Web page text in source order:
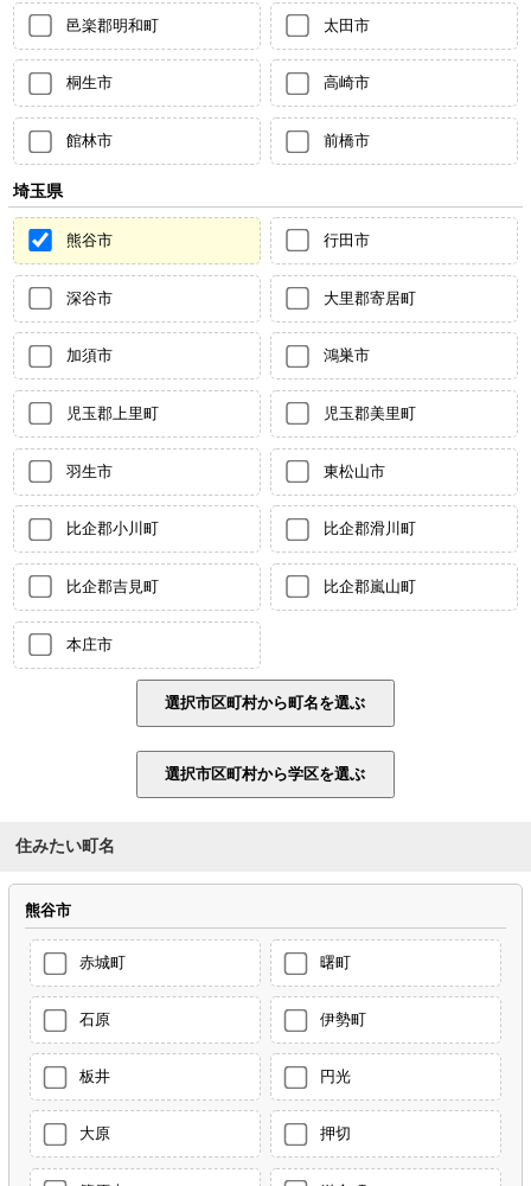
邑楽郡明和町 太田市
桐生市 高崎市
館林市 前橋市
埼玉県
熊谷市 行田市
深谷市 大里郡寄居町
加須市 鴻巣市
児玉郡上里町 児玉郡美里町
羽生市 東松山市
比企郡小川町 比企郡滑川町
比企郡吉見町 比企郡嵐山町
本庄市
住みたい町名
熊谷市
赤城町 曙町
石原 伊勢町
板井 円光
大原 押切